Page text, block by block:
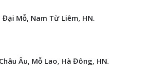
Mỗ, Nam Từ Liêm, HN.
Âu, Mỗ Lao, Hà Đông, HN.